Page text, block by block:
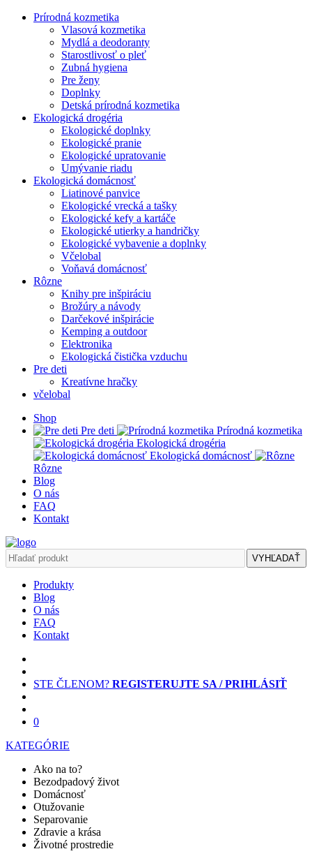
Prírodná kozmetika
Vlasová kozmetika
Mydlá a deodoranty
Starostlivosť o pleť
Zubná hygiena
Pre ženy
Doplnky
Detská prírodná kozmetika
Ekologická drogéria
Ekologické doplnky
Ekologické pranie
Ekologické upratovanie
Umývanie riadu
Ekologická domácnosť
Liatinové panvice
Ekologické vrecká a tašky
Ekologické kefy a kartáče
Ekologické utierky a handričky
Ekologické vybavenie a doplnky
Včelobal
Voňavá domácnosť
Rôzne
Knihy pre inšpiráciu
Brožúry a návody
Darčekové inšpirácie
Kemping a outdoor
Elektronika
Ekologická čistička vzduchu
Pre deti
Kreatívne hračky
včelobal
Shop
Pre deti
Prírodná kozmetika
Ekologická drogéria
Ekologická domácnosť
Rôzne
Blog
O nás
FAQ
Kontakt
VYHĽADAŤ
Produkty
Blog
O nás
FAQ
Kontakt
STE ČLENOM? REGISTERUJTE SA / PRIHLÁSIŤ
0
KATEGÓRIE
Ako na to?
Bezodpadový život
Domácnosť
Otužovanie
Separovanie
Zdravie a krása
Životné prostredie